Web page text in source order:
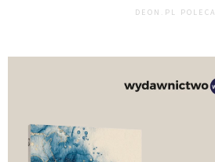
DEON.PL POLECA